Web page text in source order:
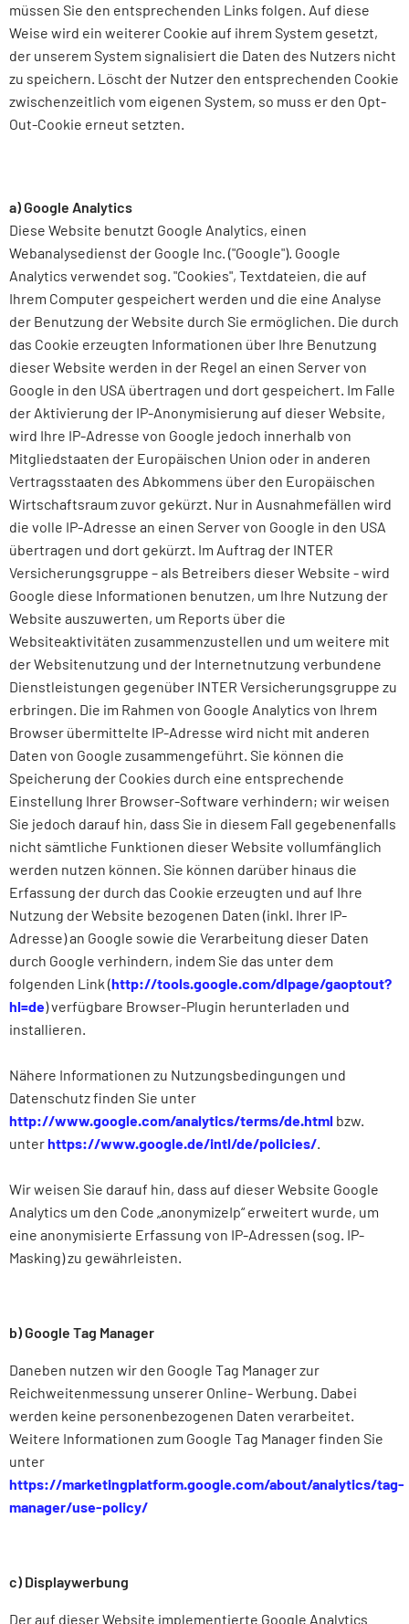
müssen Sie den entsprechenden Links folgen. Auf diese
Weise wird ein weiterer Cookie auf ihrem System gesetzt,
der unserem System signalisiert die Daten des Nutzers nicht
zu speichern. Löscht der Nutzer den entsprechenden Cookie
zwischenzeitlich vom eigenen System, so muss er den Opt-
Out-Cookie erneut setzten.
a) Google Analytics
Diese Website benutzt Google Analytics, einen
Webanalysedienst der Google Inc. ("Google"). Google
Analytics verwendet sog. "Cookies", Textdateien, die auf
Ihrem Computer gespeichert werden und die eine Analyse
der Benutzung der Website durch Sie ermöglichen. Die durch
das Cookie erzeugten Informationen über Ihre Benutzung
dieser Website werden in der Regel an einen Server von
Google in den USA übertragen und dort gespeichert. Im Falle
der Aktivierung der IP-Anonymisierung auf dieser Website,
wird Ihre IP-Adresse von Google jedoch innerhalb von
Mitgliedstaaten der Europäischen Union oder in anderen
Vertragsstaaten des Abkommens über den Europäischen
Wirtschaftsraum zuvor gekürzt. Nur in Ausnahmefällen wird
die volle IP-Adresse an einen Server von Google in den USA
übertragen und dort gekürzt. Im Auftrag der INTER
Versicherungsgruppe – als Betreibers dieser Website - wird
Google diese Informationen benutzen, um Ihre Nutzung der
Website auszuwerten, um Reports über die
Websiteaktivitäten zusammenzustellen und um weitere mit
der Websitenutzung und der Internetnutzung verbundene
Dienstleistungen gegenüber INTER Versicherungsgruppe zu
erbringen. Die im Rahmen von Google Analytics von Ihrem
Browser übermittelte IP-Adresse wird nicht mit anderen
Daten von Google zusammengeführt. Sie können die
Speicherung der Cookies durch eine entsprechende
Einstellung Ihrer Browser-Software verhindern; wir weisen
Sie jedoch darauf hin, dass Sie in diesem Fall gegebenenfalls
nicht sämtliche Funktionen dieser Website vollumfänglich
werden nutzen können. Sie können darüber hinaus die
Erfassung der durch das Cookie erzeugten und auf Ihre
Nutzung der Website bezogenen Daten (inkl. Ihrer IP-
Adresse) an Google sowie die Verarbeitung dieser Daten
durch Google verhindern, indem Sie das unter dem
folgenden Link (http://tools.google.com/dlpage/gaoptout?
hl=de)verfügbare Browser-Plugin herunterladen und
installieren.
Nähere Informationen zu Nutzungsbedingungen und
Datenschutz finden Sie unter
http://www.google.com/analytics/terms/de.html bzw.
unterhttps://www.google.de/intl/de/policies/.
Wir weisen Sie darauf hin, dass auf dieser Website Google
Analytics um den Code „anonymizeIp“ erweitert wurde, um
eine anonymisierte Erfassung von IP-Adressen (sog. IP-
Masking) zu gewährleisten.
b) Google Tag Manager
Daneben nutzen wir den Google Tag Manager zur
Reichweitenmessung unserer Online- Werbung. Dabei
werden keine personenbezogenen Daten verarbeitet.
Weitere Informationen zum Google Tag Manager finden Sie
unter
https://marketingplatform.google.com/about/analytics/tag-
manager/use-policy/
c) Displaywerbung
Der auf dieser Website implementierte Google Analytics